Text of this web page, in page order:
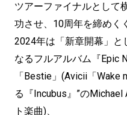
ツアーファイナルとして
功させ、10周年を締めく
2024年は「新章開幕」と
なるフルアルバム『Epic
「Bestie」(Avicii「
る『Incubus』”のMichael
ト楽曲)、